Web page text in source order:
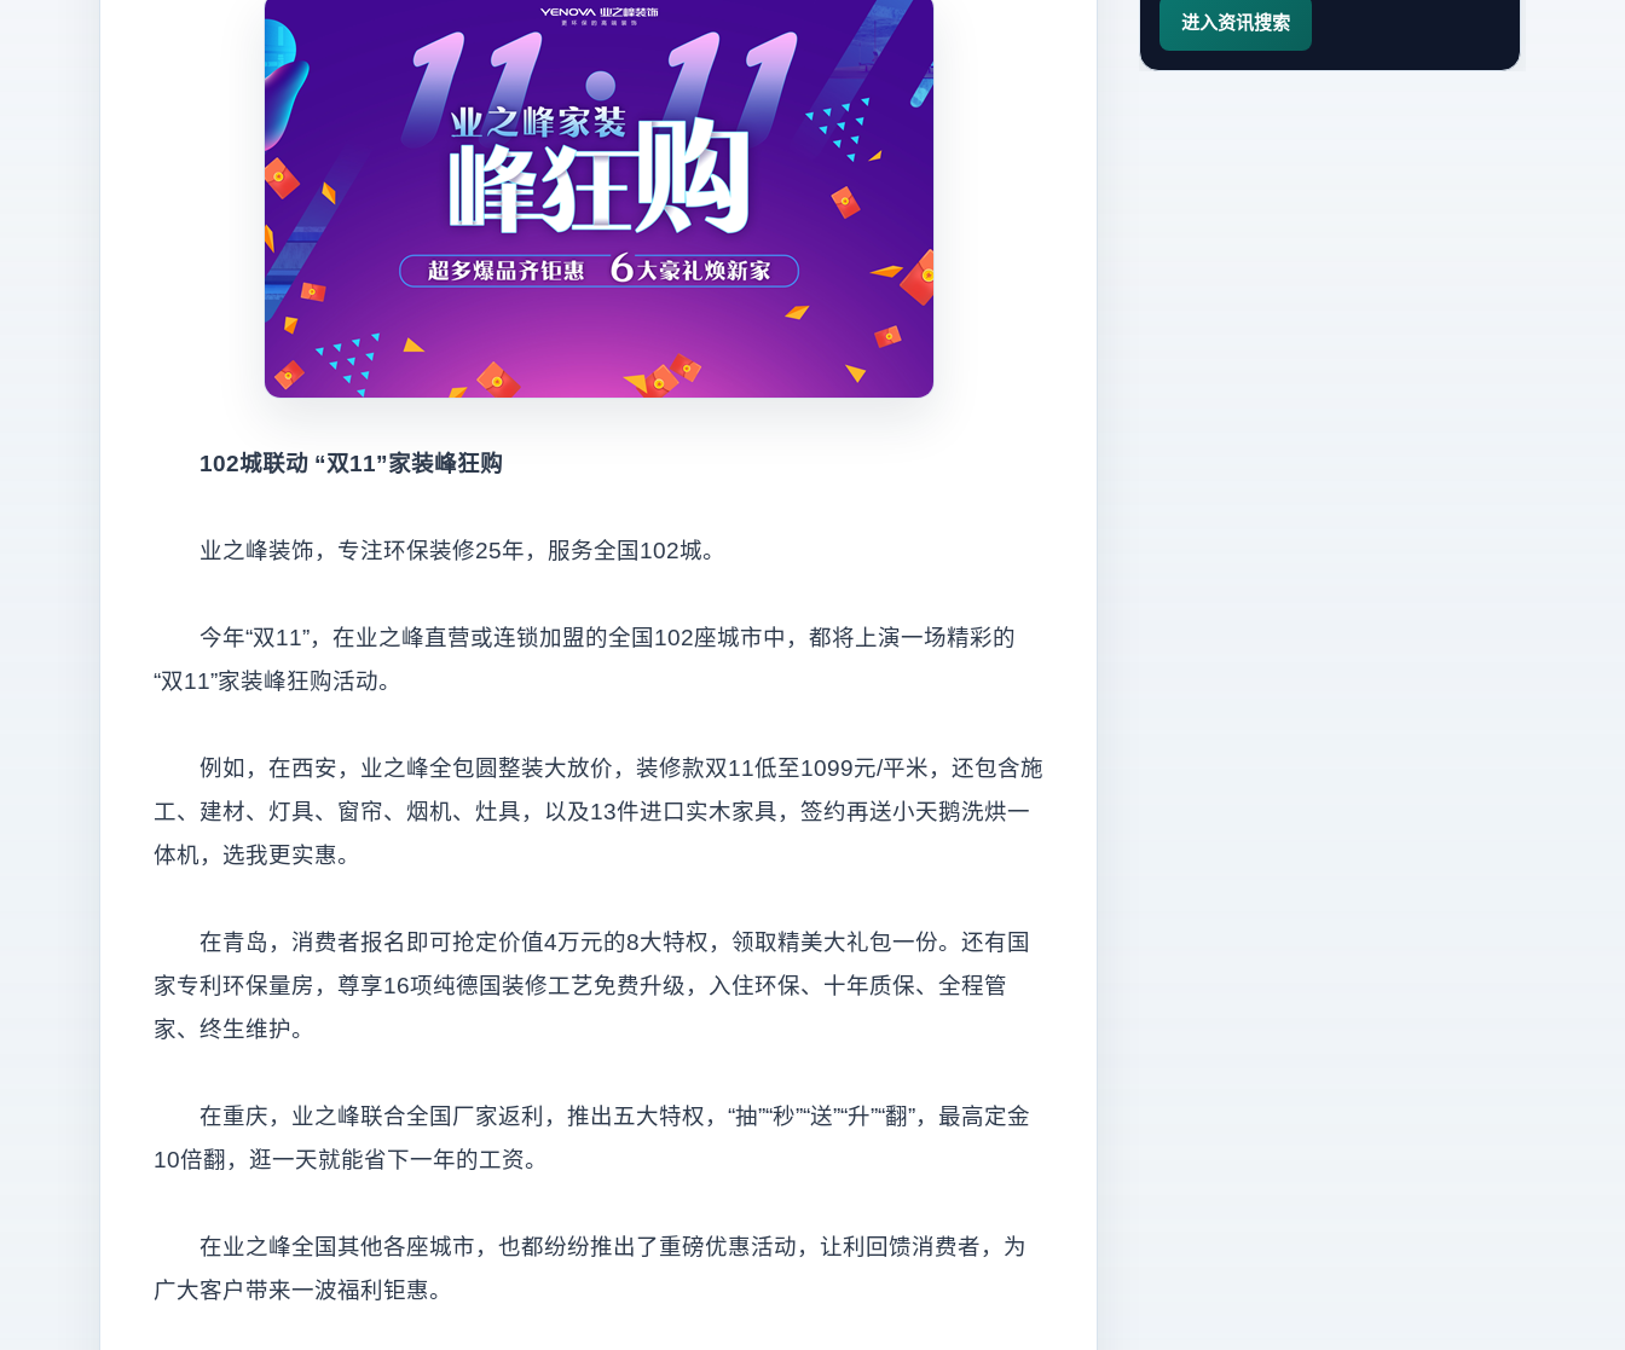
102城联动 “双11”家装峰狂购
业之峰装饰，专注环保装修25年，服务全国102城。
今年“双11”，在业之峰直营或连锁加盟的全国102座城市中，都将上演一场精彩的
“双11”家装峰狂购活动。
例如，在西安，业之峰全包圆整装大放价，装修款双11低至1099元/平米，还包含施
工、建材、灯具、窗帘、烟机、灶具，以及13件进口实木家具，签约再送小天鹅洗烘一
体机，选我更实惠。
在青岛，消费者报名即可抢定价值4万元的8大特权，领取精美大礼包一份。还有国
家专利环保量房，尊享16项纯德国装修工艺免费升级，入住环保、十年质保、全程管
家、终生维护。
在重庆，业之峰联合全国厂家返利，推出五大特权，“抽”“秒”“送”“升”“翻”，最高定金
10倍翻，逛一天就能省下一年的工资。
在业之峰全国其他各座城市，也都纷纷推出了重磅优惠活动，让利回馈消费者，为
广大客户带来一波福利钜惠。
进入资讯搜索